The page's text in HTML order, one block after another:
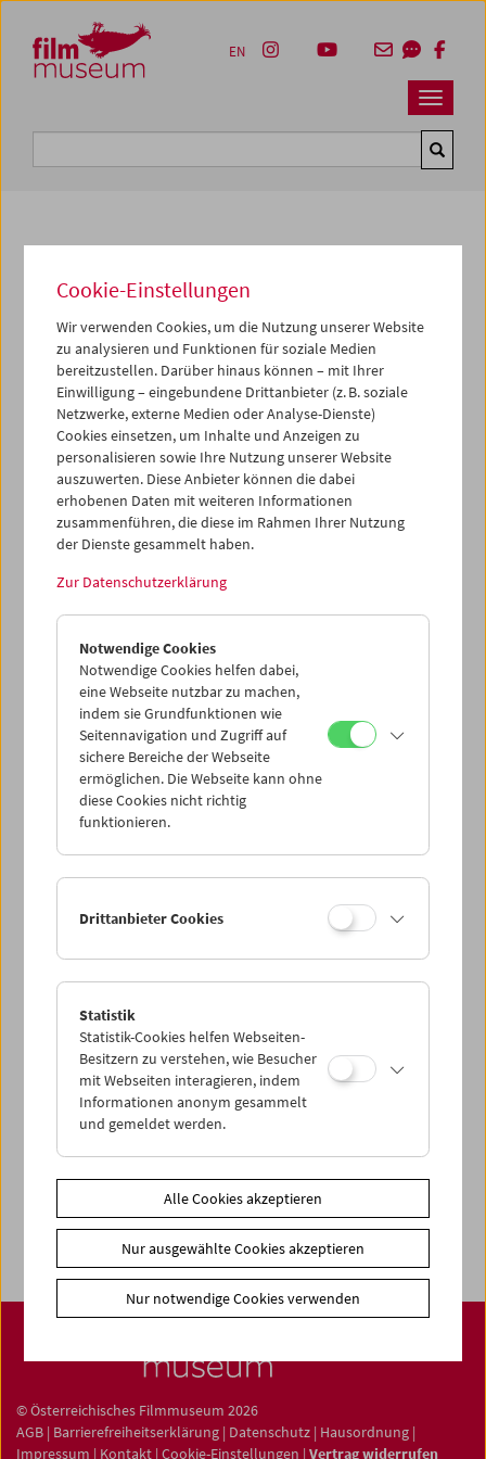
Zum Inhalt
Zum Hauptmenü
Zur Servicenavigation
Zum Suche
Navbar
EN
Kulturerbe digital
Acid
1986-1995,8 min
Regie:Ursula Pürrer, Ashley Hans Scheirl
Sammlung:Österreichisches Filmmuseum
Dieser Inhalt von 'vimeo' kann aufgrund Ihrer
Datenschutzeinstellungen nicht angezeigt werden.
Cookie-Einstellungen
Acid
, der ursprünglich als Visuals für einen Tanzabend
produziert wurde, allgegenwärtig. Die Zuschauer*in
erlebt einen Trip durch verschiedene Ebenen einer
virtuellen Bildschirmwelt. Das Material besteht
hauptsächlich aus mit der Super-8-Kamera vom Monitor
abgefilmten Überresten der Videoarbeit Im Original
Farbig. Der Sound ist erst nachträglich aus dem zur Zeit
der Filmentstehung vom Radio aufgenommenen
Kassettenmaterial dazugelegt worden. (Text: Magdalena
Steffan/Ashley Hans Scheirl)
<< Zurück zur Übersicht Kulturerbe digital
Share on
Filmsammlung
Film ONLINE
Filmbezogene Sammlung
Sammlungen ONLINE
Filmmuseum LAB
© Österreichisches Filmmuseum 2026
AGB | Barrierefreiheitserklärung | Datenschutz | Hausordnung |
Impressum | Kontakt | Cookie-Einstellungen | Vertrag widerrufen
Cookie-Einstellungen
Wir verwenden Cookies, um die Nutzung unserer Website
zu analysieren und Funktionen für soziale Medien
bereitzustellen. Darüber hinaus können – mit Ihrer
Einwilligung – eingebundene Drittanbieter (z. B. soziale
Netzwerke, externe Medien oder Analyse-Dienste)
Cookies einsetzen, um Inhalte und Anzeigen zu
personalisieren sowie Ihre Nutzung unserer Website
auszuwerten. Diese Anbieter können die dabei
erhobenen Daten mit weiteren Informationen
zusammenführen, die diese im Rahmen Ihrer Nutzung
der Dienste gesammelt haben.
Zur Datenschutzerklärung
Notwendige Cookies
Notwendige Cookies helfen dabei,
eine Webseite nutzbar zu machen,
indem sie Grundfunktionen wie
Seitennavigation und Zugriff auf
sichere Bereiche der Webseite
ermöglichen. Die Webseite kann ohne
diese Cookies nicht richtig
funktionieren.
Drittanbieter Cookies
Statistik
Statistik-Cookies helfen Webseiten-
Besitzern zu verstehen, wie Besucher
mit Webseiten interagieren, indem
Informationen anonym gesammelt
und gemeldet werden.
Alle Cookies akzeptieren
Nur ausgewählte Cookies akzeptieren
Nur notwendige Cookies verwenden